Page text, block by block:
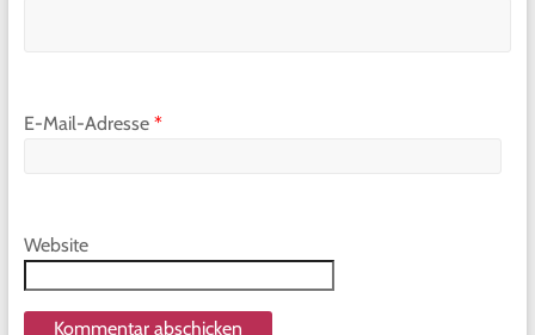
E-Mail-Adresse *
Website